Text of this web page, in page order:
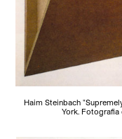
Haim Steinbach
York. Fotografia